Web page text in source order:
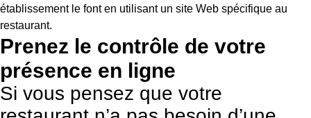
établissement le font en utilisant un site Web spécifique au
restaurant.
Prenez le contrôle de votre
présence en ligne
Si vous pensez que votre